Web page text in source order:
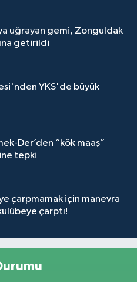
uğrayan gemi, Zonguldak
getirildi
YKS'de büyük
Der’den “kök maaş”
tepki
çarpmamak için manevra
çarptı!